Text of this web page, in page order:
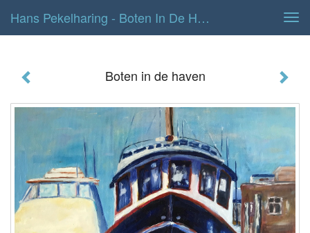
Hans Pekelharing - Boten In De Haven
Boten in de haven